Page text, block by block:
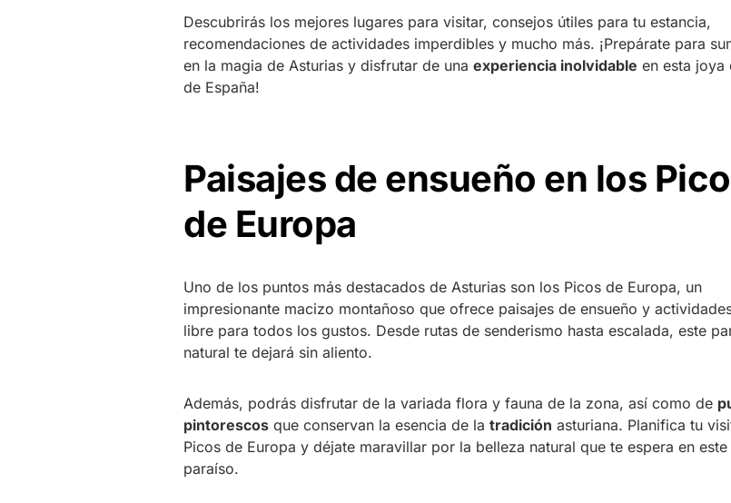
Descubrirás los mejores lugares para visitar, consejos útiles para tu estancia,
recomendaciones de actividades imperdibles y mucho más. ¡Prepárate para
en la magia de Asturias y disfrutar de una experiencia inolvidable en esta joya
de España!
Paisajes de ensueño en los
de Europa
Uno de los puntos más destacados de Asturias son los Picos de Europa, un
impresionante macizo montañoso que ofrece paisajes de ensueño y
libre para todos los gustos. Desde rutas de senderismo hasta escalada, este
natural te dejará sin aliento.
Además, podrás disfrutar de la variada flora y fauna de la zona, así como de
pintorescos que conservan la esencia de la tradición asturiana. Planifica tu
Picos de Europa y déjate maravillar por la belleza natural que te espera en
paraíso.